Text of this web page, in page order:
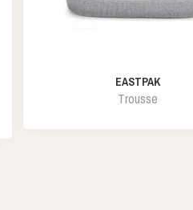
EASTPAK
Trousse